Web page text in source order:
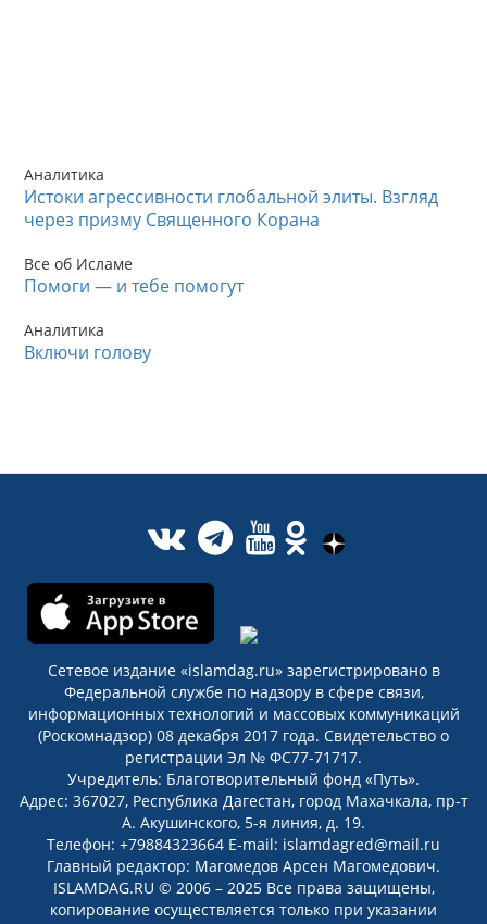
Аналитика
Истоки агрессивности глобальной элиты. Взгляд
через призму Священного Корана
Все об Исламе
Помоги — и тебе помогут
Аналитика
Включи голову
Сетевое издание «islamdag.ru» зарегистрировано в
Федеральной службе по надзору в сфере связи,
информационных технологий и массовых коммуникаций
(Роскомнадзор) 08 декабря 2017 года. Свидетельство о
регистрации Эл № ФС77-71717.
Учредитель: Благотворительный фонд «Путь».
Адрес: 367027, Республика Дагестан, город Махачкала, пр-т
А. Акушинского, 5-я линия, д. 19.
Телефон: +79884323664 E-mail: islamdagred@mail.ru
Главный редактор: Магомедов Арсен Магомедович.
ISLAMDAG.RU © 2006 – 2025 Все права защищены,
копирование осуществляется только при указании